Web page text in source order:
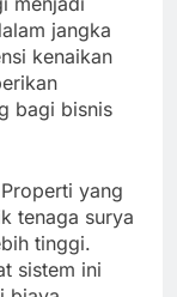
jangka
kenaikan
bagi bisnis
Properti yang
tenaga surya
tinggi.
sistem ini